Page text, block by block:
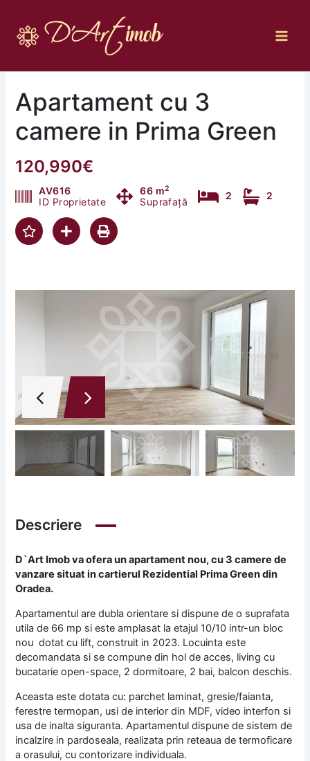
content
Apartament cu 3
camere in Prima Green
120,990€
AV616
ID Proprietate
66 m2
Suprafață
2 2
Descriere
D`Art Imob va ofera un apartament nou, cu 3 camere de
vanzare situat in cartierul Rezidential Prima Green din
Oradea.
Apartamentul are dubla orientare si dispune de o suprafata
utila de 66 mp si este amplasat la etajul 10/10 intr-un bloc
nou dotat cu lift, construit in 2023. Locuinta este
decomandata si se compune din hol de acces, living cu
bucatarie open-space, 2 dormitoare, 2 bai, balcon deschis.
Aceasta este dotata cu: parchet laminat, gresie/faianta,
ferestre termopan, usi de interior din MDF, video interfon si
usa de inalta siguranta. Apartamentul dispune de sistem de
incalzire in pardoseala, realizata prin reteaua de termoficare
a orasului, cu contorizare individuala.